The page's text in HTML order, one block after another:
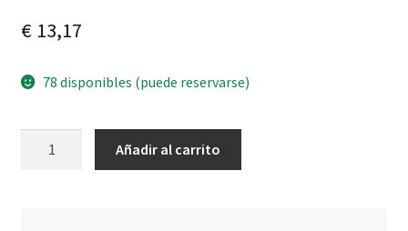
€13,17
78 disponibles (puede reservarse)
Añadir al carrito